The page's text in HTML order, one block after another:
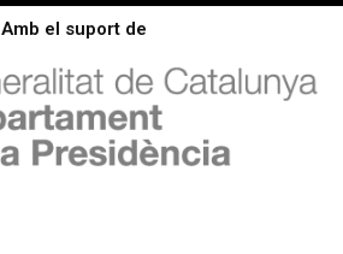
Amb el suport de